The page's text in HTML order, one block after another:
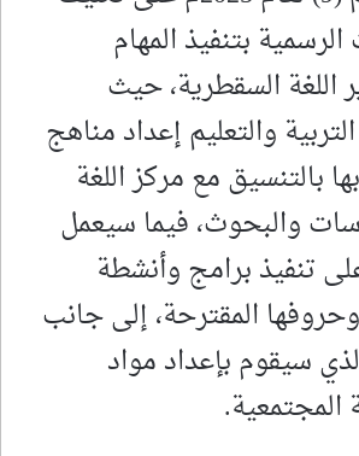
بتنفيذ المهام
اللغة السقطرية، حيث
والتعليم إعداد مناهج
بالتنسيق مع مركز اللغة
والبحوث، فيما سيعمل
تنفيذ برامج وأنشطة
وحروفها المقترحة، إلى جانب
سيقوم بإعداد مواد
المجتمعية.